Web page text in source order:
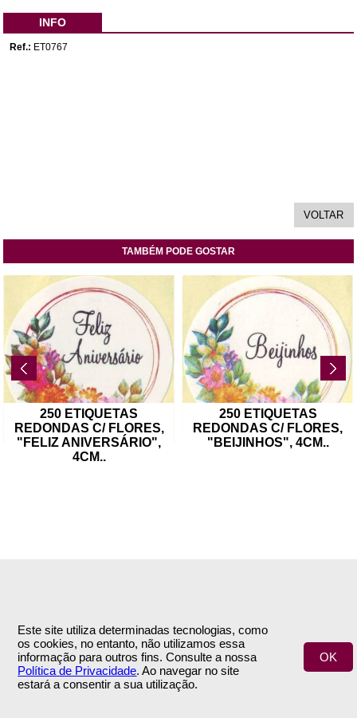
Este site utiliza determinadas tecnologias, como
os cookies, no entanto, não utilizamos essa
informação para outros fins. Consulte a nossa
Política de Privacidade. Ao navegar no site
estará a consentir a sua utilização.
OK
INFO
Ref.: ET0767
TAMBÉM PODE GOSTAR
250 ETIQUETAS
REDONDAS C/ FLORES,
"FELIZ ANIVERSÁRIO",
4CM..
250 ETIQUETAS
REDONDAS C/ FLORES,
"BEIJINHOS", 4CM..
Termos e Condições
Política de Privacidade
Contactos
Envio
Trocas & Devoluções
ÁREA DE CLIENTE
SIGA-NOS